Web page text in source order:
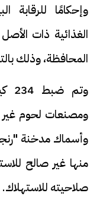
وإحكامًا للرقابة
الغذائية ذات
المحافظة، وذلك
ومصنعات لحوم غير
وأسماك مدخنة
منها غير صالح
صلاحيته للاستهلاك.